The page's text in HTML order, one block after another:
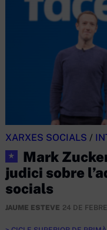
XARXES SOCIALS /
★
Mark
judici sobre
socials
JAUME ESTEVE 24 DE